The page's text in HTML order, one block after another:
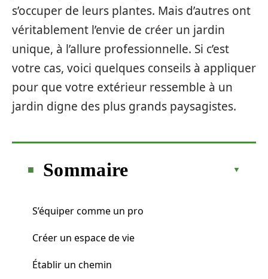
s’occuper de leurs plantes. Mais d’autres ont
véritablement l’envie de créer un jardin
unique, à l’allure professionnelle. Si c’est
votre cas, voici quelques conseils à appliquer
pour que votre extérieur ressemble à un
jardin digne des plus grands paysagistes.
Sommaire
S’équiper comme un pro
Créer un espace de vie
Établir un chemin